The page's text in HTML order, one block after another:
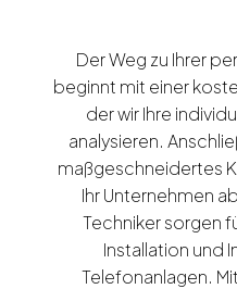
Der Weg zu Ihrer
beginnt mit einer
der wir Ihre
analysieren.
maßgeschneidertes
Ihr Unternehmen
Techniker sorgen
Installation und
Telefonanlagen.